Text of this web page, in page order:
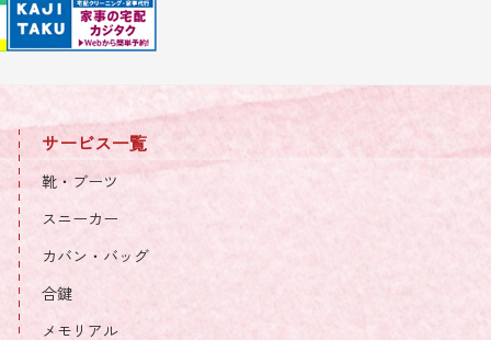
サービス一覧
靴・ブーツ
スニーカー
カバン・バッグ
合鍵
メモリアル